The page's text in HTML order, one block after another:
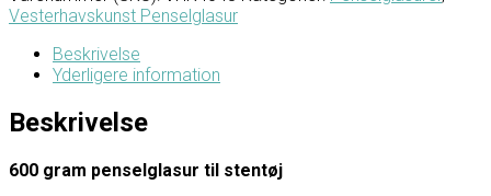
Vesterhavskunst Penselglasur
Beskrivelse
Yderligere information
Beskrivelse
600 gram penselglasur til stentøj